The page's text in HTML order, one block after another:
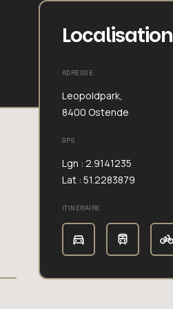
Localisation
ADRESSE
Leopoldpark,
8400 Ostende
GPS
Lgn : 2.9141235
Lat : 51.2283879
ITINERAIRE